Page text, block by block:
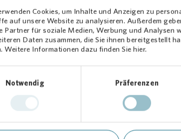
Cookies, um Inhalte und Anzeigen zu
auf unsere Website zu analysieren. Außerdem
Partner für soziale Medien, Werbung und Analysen
Daten zusammen, die Sie ihnen bereitgestellt
Weitere Informationen dazu finden Sie hier.
Notwendig
Präferenzen
stärkt. Es ist nicht selbstverständlich,
Weihnachtsmarkt auf die Beine
„Die Eisenbahn und das
Mal freuten sich darüber nicht nur
sondern auch die Eltern. Dass